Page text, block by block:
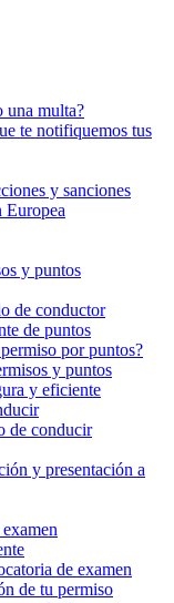
una multa?
te notifiquemos tus
y sanciones
Europea
y puntos
de conductor
de puntos
por puntos?
y puntos
y eficiente
de conducir
y presentación a
de examen
de tu permiso